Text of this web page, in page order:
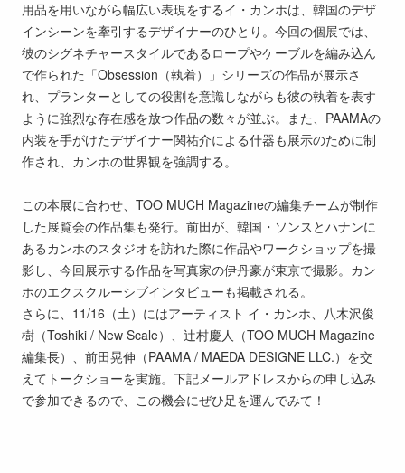
用品を用いながら幅広い表現をするイ・カンホは、韓国のデザ
インシーンを牽引するデザイナーのひとり。今回の個展では、
彼のシグネチャースタイルであるロープやケーブルを編み込ん
で作られた「Obsession（執着）」シリーズの作品が展示さ
れ、プランターとしての役割を意識しながらも彼の執着を表す
ように強烈な存在感を放つ作品の数々が並ぶ。また、PAAMAの
内装を手がけたデザイナー関祐介による什器も展示のために制
作され、カンホの世界観を強調する。
この本展に合わせ、TOO MUCH Magazineの編集チームが制作
した展覧会の作品集も発行。前田が、韓国・ソンスとハナンに
あるカンホのスタジオを訪れた際に作品やワークショップを撮
影し、今回展示する作品を写真家の伊丹豪が東京で撮影。カン
ホのエクスクルーシブインタビューも掲載される。
さらに、11/16（土）にはアーティスト イ・カンホ、八木沢俊
樹（Toshiki / New Scale）、辻村慶人（TOO MUCH Magazine
編集長）、前田晃伸（PAAMA / MAEDA DESIGNE LLC.）を交
えてトークショーを実施。下記メールアドレスからの申し込み
で参加できるので、この機会にぜひ足を運んでみて！